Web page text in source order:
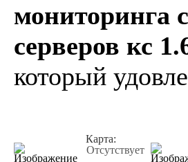
мониторинга
серверов кс
который
Карта:
Отсутствует